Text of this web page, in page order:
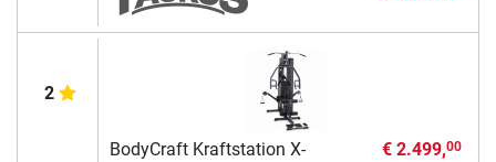
2
BodyCraft Kraftstation X-
€ 2.499,00